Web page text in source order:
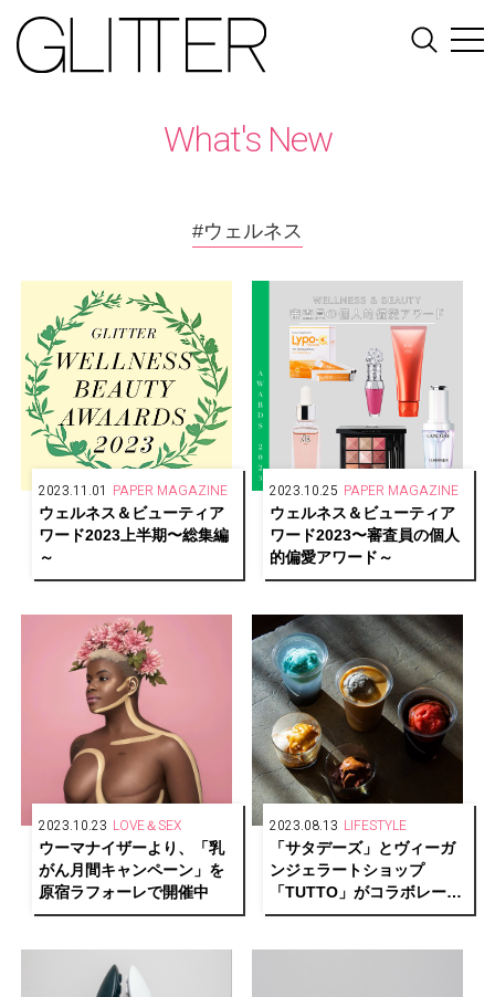
What's New
#ウェルネス
2023.11.01 PAPER MAGAZINE
ウェルネス＆ビューティア
ワード2023上半期〜総集編
～
2023.10.25 PAPER MAGAZINE
ウェルネス＆ビューティア
ワード2023〜審査員の個人
的偏愛アワード～
2023.10.23 LOVE＆SEX
ウーマナイザーより、「乳
がん月間キャンペーン」を
原宿ラフォーレで開催中
2023.08.13 LIFESTYLE
「サタデーズ」とヴィーガ
ンジェラートショップ
「TUTTO」がコラボレーシ
ョン！期間限定メニューを